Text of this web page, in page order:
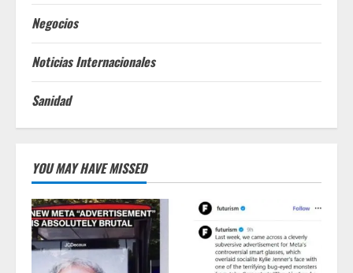
Negocios
Noticias Internacionales
Sanidad
YOU MAY HAVE MISSED